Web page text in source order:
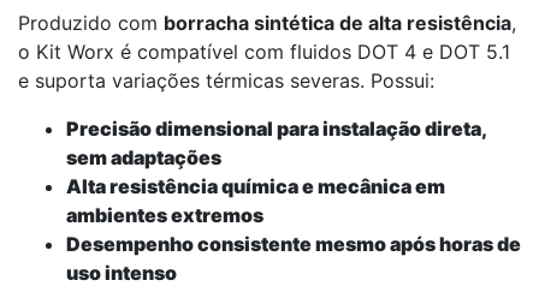
Produzido com borracha sintética de alta resistência,
o Kit Worx é compatível com fluidos DOT 4 e DOT 5.1
e suporta variações térmicas severas. Possui:
Precisão dimensional para instalação direta,
sem adaptações
Alta resistência química e mecânica em
ambientes extremos
Desempenho consistente mesmo após horas de
uso intenso